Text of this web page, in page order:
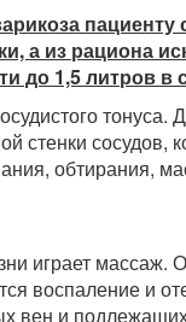
а из рациона
до 1,5 литров в
тонуса.
стенки сосудов,
обтирания,
играет массаж.
воспаление и
вен и